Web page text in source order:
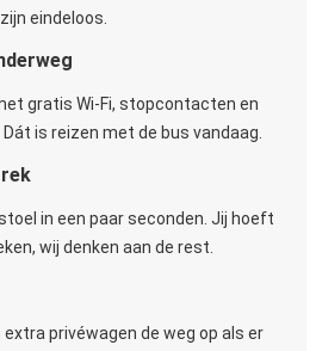
eindeloos.
gratis Wi-Fi, stopcontacten en
is reizen met de bus vandaag.
in een paar seconden. Jij hoeft
wij denken aan de rest.
privéwagen de weg op als er